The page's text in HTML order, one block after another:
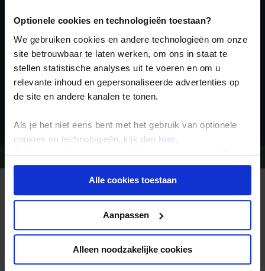
Optionele cookies en technologieën toestaan?
We gebruiken cookies en andere technologieën om onze
site betrouwbaar te laten werken, om ons in staat te
stellen statistische analyses uit te voeren en om u
relevante inhoud en gepersonaliseerde advertenties op
de site en andere kanalen te tonen.
Als je het niet eens bent met het gebruik van optionele
cookies en technologieën, klik dan hier .
Je kunt je selectie in de instellingen aanpassen of deze
onder aan de pagina op elk gewenst moment voor de
toekomst wijzigen.Alle cookies toestaan
Aanpassen
Alleen noodzakelijke cookies
nieuwsbrief
Vragen?Bel 09-234 13 11
Waarom Koning Aap?
Duurzaam toerisme
Vacatures
Veelgestelde vragen
Reisdocumenten aanvragen